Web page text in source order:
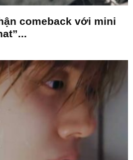
comeback với mini